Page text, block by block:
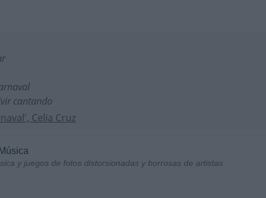
cantando
Celia Cruz
y juegos de fotos distorsionadas y borrosas de artistas